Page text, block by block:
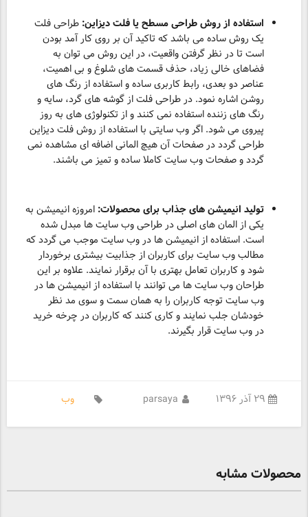
استفاده از روش طراحی مسطح یا فلت دیزاین: طراحی فلت
یک روش ساده می باشد که تاکید آن بر روی کار آمد بودن
است تا در نظر گرفتن واقعیت، در این روش می توان به
فضاهای خالی زیاد، حذف قسمت های شلوغ و بی اهمیت،
عناصر دو بعدی، رابط کاربری ساده و استفاده از رنگ های
روشن اشاره نمود. در طراحی فلت از گوشه های گرد، سایه و
رنگ های زننده استفاده نمی کنند و از تکنولوژی های به روز
پیروی می شود. اگر وب سایتی با استفاده از روش فلت دیزاین
طراحی گردد در صفحات آن هیچ المانی اضافه ای مشاهده نمی
گردد و صفحات وب سایت کاملا ساده و تمیز می باشند.
تولید انیمیشن های جذاب برای محصولات: امروزه انیمیشن به
یکی از المان های اصلی در طراحی وب سایت ها مبدل شده
است. استفاده از انیمیشن ها در وب سایت موجب می گردد که
مطالب وب سایت برای کاربران از جذابیت بیشتری برخوردار
شود و کاربران تعامل بهتری با آن برقرار نمایند. علاوه بر این
طراحان وب سایت ها می توانند با استفاده از انیمیشن ها در
وب سایت توجه کاربران را به همان سمت و سوی مد نظر
خودشان جلب نمایند و کاری کنند که کاربران در چرخه خرید
در وب سایت قرار بگیرند.
وب
محصولات مشابه